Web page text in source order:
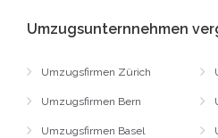
Umzugsunternnehmen
Umzugsfirmen Zürich
Umzugsfirmen Bern
Umzugsfirmen Basel